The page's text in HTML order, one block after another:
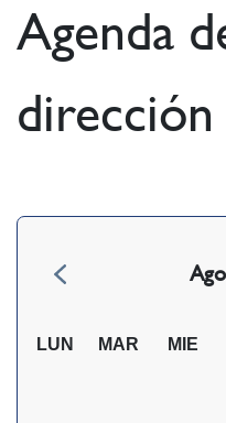
Agenda
dirección
LUN MAR MIE